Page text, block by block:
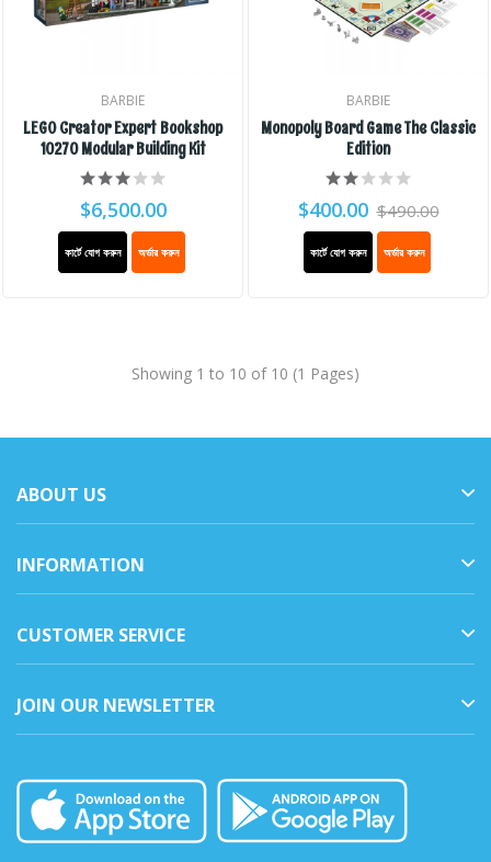
BARBIE
LEGO Creator Expert Bookshop
10270 Modular Building Kit
$6,500.00
কার্টে যোগ করুন অর্ডার করুন
BARBIE
Monopoly Board Game The Classic
Edition
$400.00 $490.00
কার্টে যোগ করুন অর্ডার করুন
Showing 1 to 10 of 10 (1 Pages)
ABOUT US
INFORMATION
CUSTOMER SERVICE
JOIN OUR NEWSLETTER